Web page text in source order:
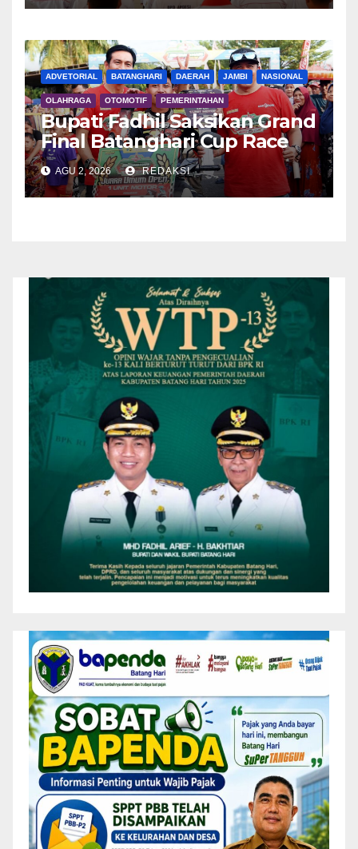
ADVETORIAL BATANGHARI DAERAH JAMBI NASIONAL
OLAHRAGA OTOMOTIF PEMERINTAHAN
Bupati Fadhil Saksikan Grand
Final Batanghari Cup Race
2026
AGU 2, 2026 REDAKSI